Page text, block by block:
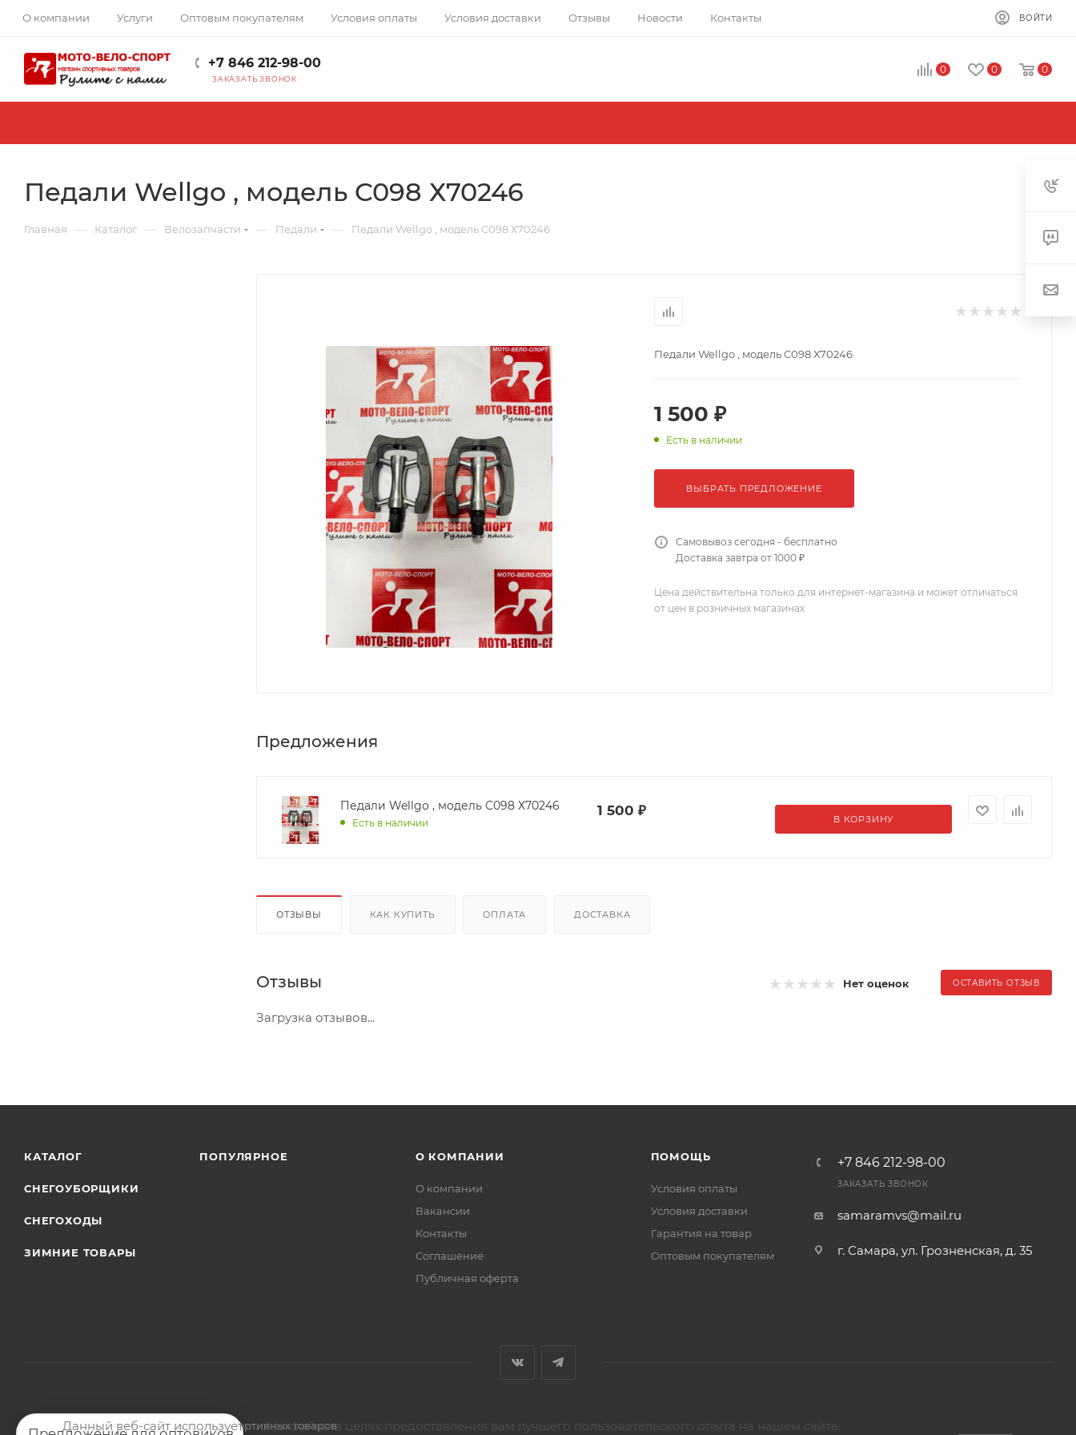
О компании Услуги Оптовым покупателям Условия оплаты Условия доставки Отзывы Новости Контакты ВОЙТИ
+7 846 212-98-00
ЗАКАЗАТЬ ЗВОНОК
0 0 0
Педали Wellgo , модель C098 Х70246
Главная — Каталог — Велозапчасти — Педали — Педали Wellgo , модель C098 Х70246
Педали Wellgo , модель C098 Х70246
1 500 ₽
Есть в наличии
ВЫБРАТЬ ПРЕДЛОЖЕНИЕ
Самовывоз сегодня - бесплатно
Доставка завтра от 1000 ₽
Цена действительна только для интернет-магазина и может отличаться
от цен в розничных магазинах
Предложения
Педали Wellgo , модель C098 Х70246
Есть в наличии
1 500 ₽
В КОРЗИНУ
ОТЗЫВЫ КАК КУПИТЬ ОПЛАТА ДОСТАВКА
Отзывы Нет оценок ОСТАВИТЬ ОТЗЫВ
Загрузка отзывов...
КАТАЛОГ
СНЕГОУБОРЩИКИ
СНЕГОХОДЫ
ЗИМНИЕ ТОВАРЫ
ПОПУЛЯРНОЕ О КОМПАНИИ
О компании
Вакансии
Контакты
Соглашение
Публичная оферта
ПОМОЩЬ
Условия оплаты
Условия доставки
Гарантия на товар
Оптовым покупателям
+7 846 212-98-00
ЗАКАЗАТЬ ЗВОНОК
samaramvs@mail.ru
г. Самара, ул. Грозненская, д. 35
2026 © Магазин мото-велотехники и спортивных товаров
Данный веб-сайт использует cookie-файлы в целях предоставления вам лучшего пользовательского опыта на нашем сайте.